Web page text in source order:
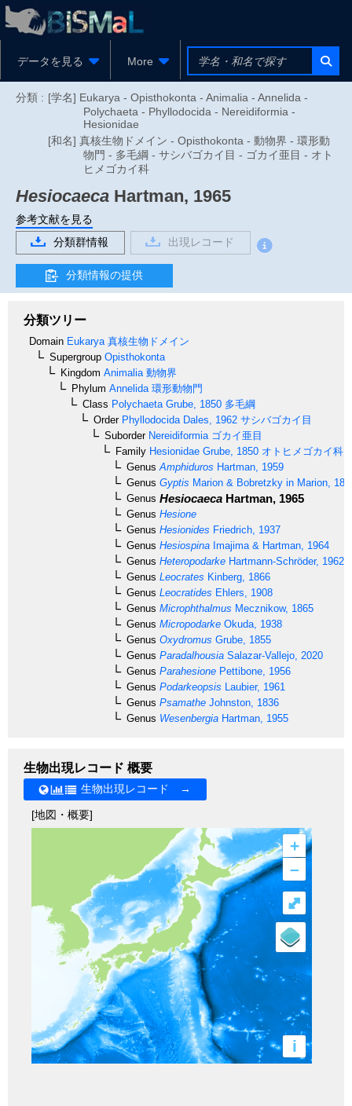
データを見る More
分類 : [学名] Eukarya - Opisthokonta - Animalia - Annelida -
Polychaeta - Phyllodocida - Nereidiformia -
Hesionidae
[和名] 真核生物ドメイン - Opisthokonta - 動物界 - 環形動
物門 - 多毛綱 - サシバゴカイ目 - ゴカイ亜目 - オト
ヒメゴカイ科
Hesiocaeca Hartman, 1965
参考文献を見る
分類群情報
出現レコード
分類情報の提供
分類ツリー
Domain Eukarya 真核生物ドメイン
Supergroup Opisthokonta
Kingdom Animalia 動物界
Phylum Annelida 環形動物門
Class Polychaeta Grube, 1850 多毛綱
OrderPhyllodocida Dales, 1962 サシバゴカイ目
SuborderNereidiformia ゴカイ亜目
Family Hesionidae Grube, 1850 オトヒメゴカイ科
Genus Amphiduros Hartman, 1959
Genus Gyptis Marion & Bobretzky in Marion,
Genus Hesiocaeca Hartman, 1965
Genus Hesione
Genus Hesionides Friedrich, 1937
Genus Hesiospina Imajima & Hartman, 1964
Genus Heteropodarke Hartmann-Schröder, 1962
Genus Leocrates Kinberg, 1866
Genus Leocratides Ehlers, 1908
Genus Microphthalmus Mecznikow, 1865
Genus Micropodarke Okuda, 1938
Genus Oxydromus Grube, 1855
Genus Paradalhousia Salazar-Vallejo, 2020
Genus Parahesione Pettibone, 1956
Genus Podarkeopsis Laubier, 1961
Genus Psamathe Johnston, 1836
Genus Wesenbergia Hartman, 1955
生物出現レコード 概要
生物出現レコード →
[地図・概要]
+
–
i
⤢